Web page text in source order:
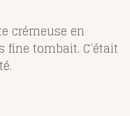
crémeuse en
fine tombait. C’était